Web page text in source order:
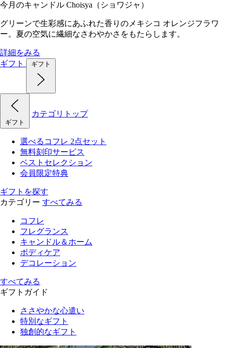
今月のキャンドル Choisya（ショワジャ）
グリーンで生彩感にあふれた香りのメキシコ オレンジフラワ
ー。夏の空気に繊細なさわやかさをもたらします。
詳細をみる
ギフト
ギフト
ギフト
カテゴリトップ
選べるコフレ 2点セット
無料刻印サービス
ベストセレクション
会員限定特典
ギフトを探す
カテゴリー すべてみる
コフレ
フレグランス
キャンドル＆ホーム
ボディケア
デコレーション
すべてみる
ギフトガイド
ささやかな心遣い
特別なギフト
独創的なギフト